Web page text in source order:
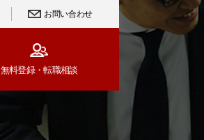
お問い合わせ
無料登録・転職相談